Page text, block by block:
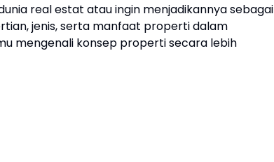
real estat atau ingin menjadikannya sebagai
jenis, serta manfaat properti dalam
mengenali konsep properti secara lebih